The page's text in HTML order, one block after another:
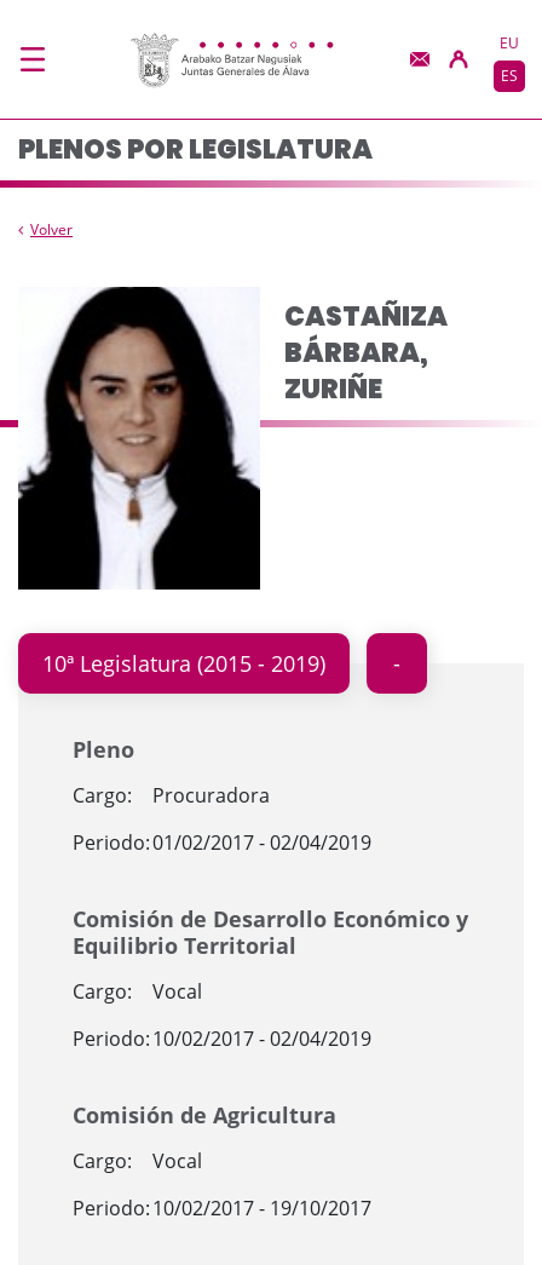
Composición del
EU
ES
PLENOS POR LEGISLATURA
Volver
CASTAÑIZA
BÁRBARA,
ZURIÑE
10ª Legislatura (2015 - 2019)
Pleno
Cargo:
Procuradora
Periodo:01/02/2017 - 02/04/2019
Comisión de Desarrollo Económico y
Equilibrio Territorial
Cargo:
Vocal
Periodo:10/02/2017 - 02/04/2019
Comisión de Agricultura
Cargo:
Vocal
Periodo:10/02/2017 - 19/10/2017